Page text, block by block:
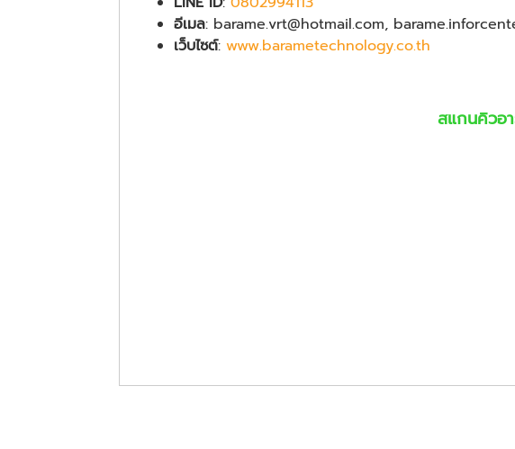
อีเมล: barame.vrt@hotmail.com,
เว็บไซต์: www.barametechnology.co.th
สแกนคิวอ